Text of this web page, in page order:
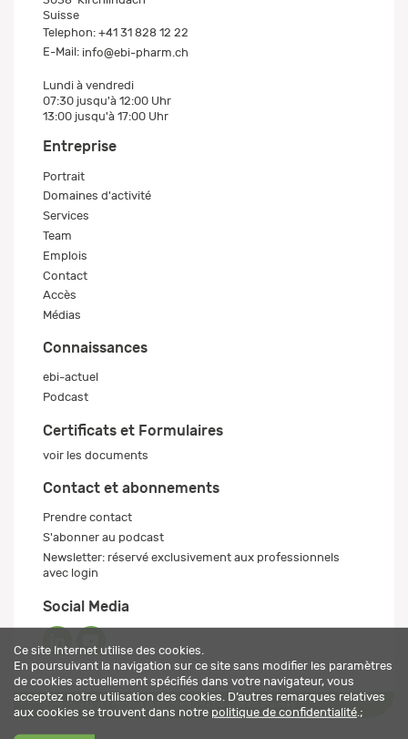
Suisse
Telephon: +41 31 828 12 22
E-Mail: info@ebi-pharm.ch
Lundi à vendredi
07:30 jusqu'à 12:00 Uhr
13:00 jusqu'à 17:00 Uhr
Entreprise
Portrait
Domaines d'activité
Services
Team
Emplois
Contact
Accès
Médias
Connaissances
ebi-actuel
Podcast
Certificats et Formulaires
voir les documents
Contact et abonnements
Prendre contact
S'abonner au podcast
Newsletter: réservé exclusivement aux professionnels
avec login
Social Media
Ce site Internet utilise des cookies.
En poursuivant la navigation sur ce site sans modifier les paramètres
de cookies actuellement spécifiés dans votre navigateur, vous
acceptez notre utilisation des cookies. D’autres remarques relatives
aux cookies se trouvent dans notre politique de confidentialité .;